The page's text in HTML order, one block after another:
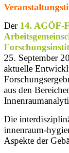
Der 14. AGÖF-
25. September
aktuelle
aus den
Die
innenraum-
Aspekte der